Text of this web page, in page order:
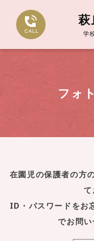
萩
学
フォ
在園児の保護者の方
て
ID・パスワードをお
でお問い